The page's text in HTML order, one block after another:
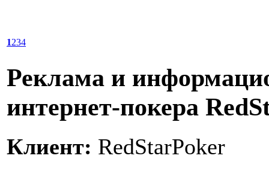
1234
Реклама и
интернет-покера
Клиент: RedStarPoker